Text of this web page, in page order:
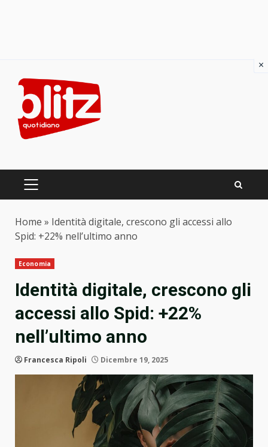
content
PRIMARY
Home » Identità digitale, crescono gli accessi allo
Spid: +22% nell’ultimo anno
Economia
Identità digitale, crescono gli
accessi allo Spid: +22%
nell’ultimo anno
Francesca Ripoli Dicembre 19, 2025
×